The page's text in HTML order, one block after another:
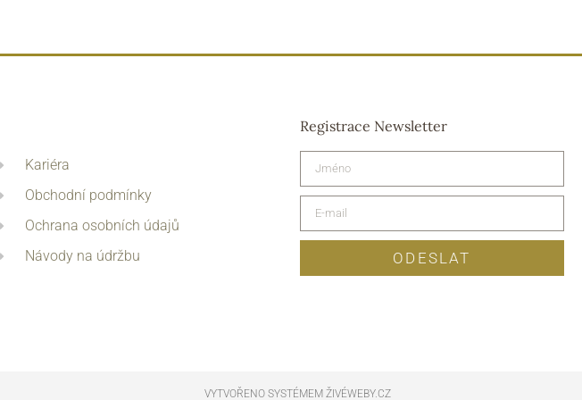
Kariéra
Obchodní podmínky
Ochrana osobních údajů
Návody na údržbu
Registrace Newsletter
ODESLAT
VYTVOŘENO SYSTÉMEM ŽIVÉWEBY.CZ